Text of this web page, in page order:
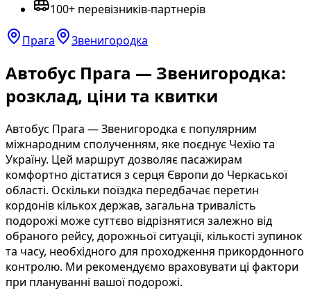
100+ перевізників-партнерів
Прага Звенигородка
Автобус Прага — Звенигородка:
розклад, ціни та квитки
Автобус Прага — Звенигородка є популярним
міжнародним сполученням, яке поєднує Чехію та
Україну. Цей маршрут дозволяє пасажирам
комфортно дістатися з серця Європи до Черкаської
області. Оскільки поїздка передбачає перетин
кордонів кількох держав, загальна тривалість
подорожі може суттєво відрізнятися залежно від
обраного рейсу, дорожньої ситуації, кількості зупинок
та часу, необхідного для проходження прикордонного
контролю. Ми рекомендуємо враховувати ці фактори
при плануванні вашої подорожі.